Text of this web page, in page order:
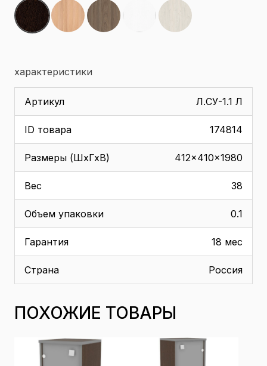
характеристики
Артикул Л.СУ-1.1 Л
ID товара 174814
Размеры (ШхГхВ) 412x410x1980
Вес 38
Объем упаковки 0.1
Гарантия 18 мес
Страна Россия
ПОХОЖИЕ ТОВАРЫ